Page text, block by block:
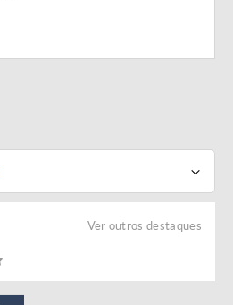
Ver outros destaques